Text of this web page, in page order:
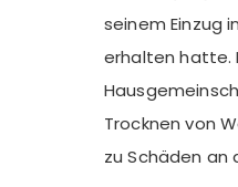
seinem Einzug
erhalten hatte.
Trocknen von
zu Schäden an